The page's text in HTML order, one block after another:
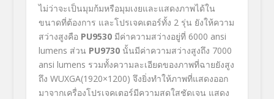
ไม่ว่าจะเป็นมุมก้มหรือมุมเงยและแสดงภาพได้ใน
ขนาดที่ต้องการ และโปรเจคเตอร์ทั้ง 2 รุ่น ยังให้ความ
สว่างสูงคือ PU9530มีค่าความสว่างอยู่ที่ 6000 ansi
lumens ส่วน PU9730 นั้นมีค่าความสว่างสูงถึง 7000
ansi lumens รวมทั้งความละเอียดของภาพที่ฉายยังสูง
ถึง WUXGA(1920×1200) จึงยิ่งทำให้ภาพที่แสดงออก
มาจากเครื่องโปรเจคเตอร์มีความสดใสชัดเจน แสดง